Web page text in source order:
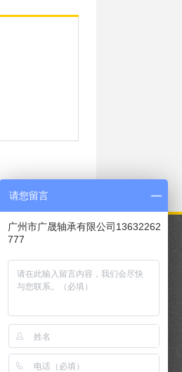
请您留言
广州市广晟轴承有限公司13632262
777